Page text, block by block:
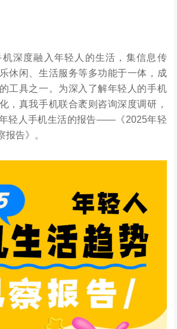
深度融入年轻人的生活，集信息传
休闲、生活服务等多功能于一体，成
工具之一。为深入了解年轻人的手机
，真我手机联合袤则咨询深度调研，
轻人手机生活的报告——《2025年轻
报告》。